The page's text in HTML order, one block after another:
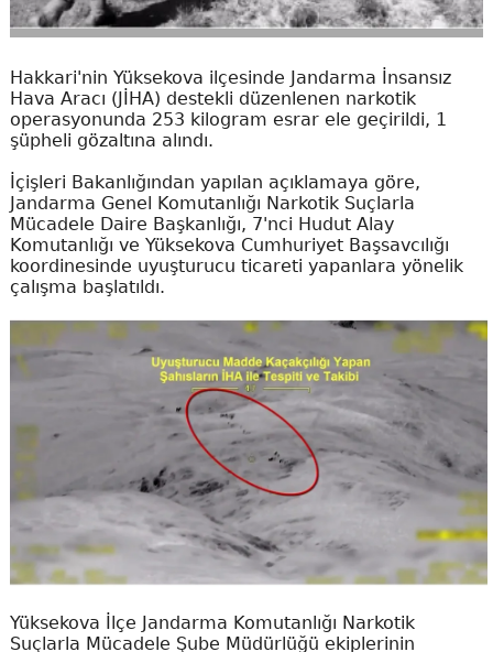
Hakkari'nin Yüksekova ilçesinde Jandarma İnsansız
Hava Aracı (JİHA) destekli düzenlenen narkotik
operasyonunda 253 kilogram esrar ele geçirildi, 1
şüpheli gözaltına alındı.
İçişleri Bakanlığından yapılan açıklamaya göre,
Jandarma Genel Komutanlığı Narkotik Suçlarla
Mücadele Daire Başkanlığı, 7'nci Hudut Alay
Komutanlığı ve Yüksekova Cumhuriyet Başsavcılığı
koordinesinde uyuşturucu ticareti yapanlara yönelik
çalışma başlatıldı.
Yüksekova İlçe Jandarma Komutanlığı Narkotik
Suçlarla Mücadele Şube Müdürlüğü ekiplerinin